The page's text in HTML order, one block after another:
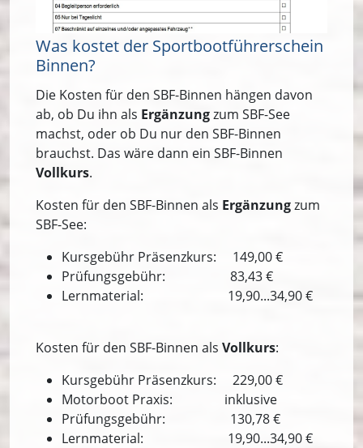
Was kostet der Sportbootführerschein
Binnen?
Die Kosten für den SBF-Binnen hängen davon
ab, ob Du ihn als Ergänzungzum SBF-See
machst, oder ob Du nur den SBF-Binnen
brauchst. Das wäre dann ein SBF-Binnen
Vollkurs.
Kosten für den SBF-Binnen als Ergänzungzum
SBF-See:
Kursgebühr Präsenzkurs: 149,00 €
Prüfungsgebühr: 83,43 €
Lernmaterial: 19,90...34,90 €
Kosten für den SBF-Binnen als Vollkurs:
Kursgebühr Präsenzkurs: 229,00 €
Motorboot Praxis: inklusive
Prüfungsgebühr: 130,78 €
Lernmaterial: 19,90...34,90 €